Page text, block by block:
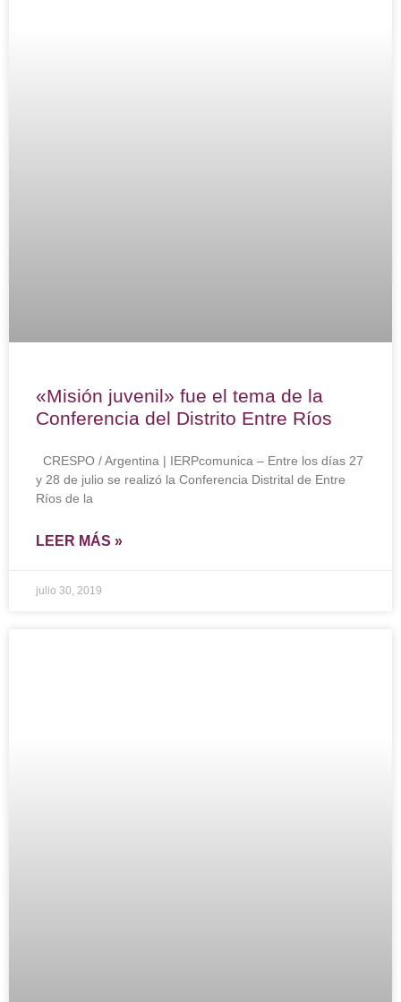
«Misión juvenil» fue el tema de la
Conferencia del Distrito Entre Ríos
CRESPO / Argentina | IERPcomunica – Entre los días 27
y 28 de julio se realizó la Conferencia Distrital de Entre
Ríos de la
LEER MÁS »
julio 30, 2019